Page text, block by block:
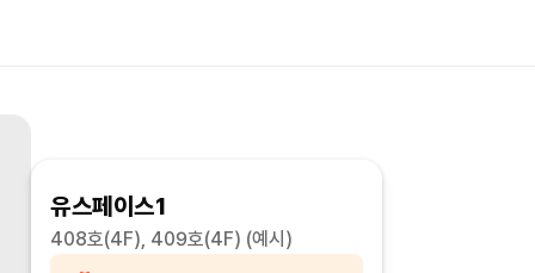
유스페이스1
408호(4F), 409호(4F) (예시)